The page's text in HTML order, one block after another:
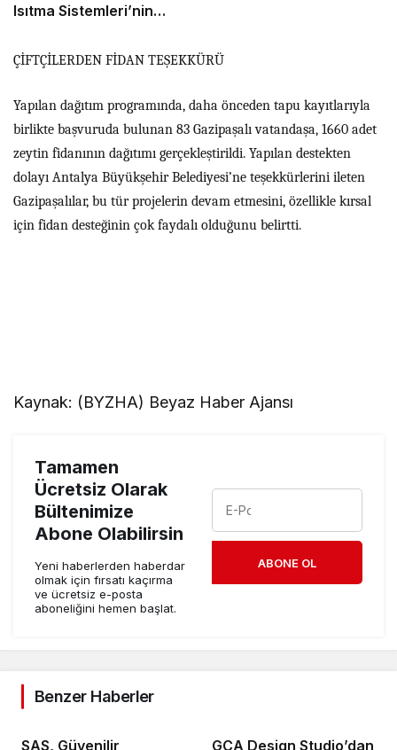
Isıtma Sistemleri’nin
distribütörü oldu
ÇİFTÇİLERDEN FİDAN TEŞEKKÜRÜ
Yapılan dağıtım programında, daha önceden tapu kayıtlarıyla
birlikte başvuruda bulunan 83 Gazipaşalı vatandaşa, 1660 adet
zeytin fidanının dağıtımı gerçekleştirildi. Yapılan destekten
dolayı Antalya Büyükşehir Belediyesi’ne teşekkürlerini ileten
Gazipaşalılar, bu tür projelerin devam etmesini, özellikle kırsal
için fidan desteğinin çok faydalı olduğunu belirtti.
Kaynak: (BYZHA) Beyaz Haber Ajansı
Tamamen
Ücretsiz Olarak
Bültenimize
Abone Olabilirsin
Yeni haberlerden haberdar
olmak için fırsatı kaçırma
ve ücretsiz e-posta
aboneliğini hemen başlat.
ABONE OL
Benzer Haberler
SAS, Güvenilir GCA Design Studio’dan